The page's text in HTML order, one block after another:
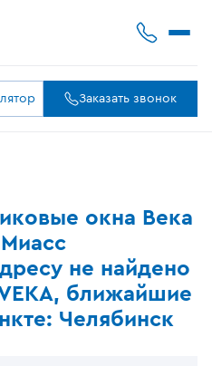
Заказать звонок
окна Века
не найдено
ближайшие
Челябинск